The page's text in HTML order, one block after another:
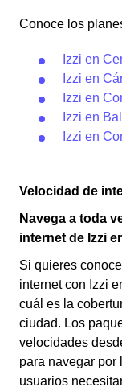
Conoce los
Izzi en
Izzi en
Izzi en
Izzi en
Izzi en
Velocidad de
Navega a toda
internet de Izzi
Si quieres
internet con Izzi
cuál es la
ciudad. Los
velocidades
para navegar por
usuarios